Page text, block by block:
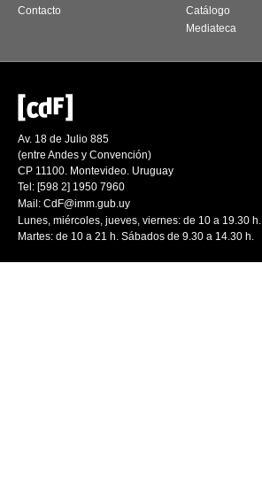
Contacto
Catálogo
Mediateca
Av. 18 de Julio 885
(entre Andes y Convención)
CP 11100. Montevideo. Uruguay
Tel: [598 2] 1950 7960
Mail: CdF@imm.gub.uy
Lunes, miércoles, jueves, viernes: de 10 a 19.30 h.
Martes: de 10 a 21 h. Sábados de 9.30 a 14.30 h.